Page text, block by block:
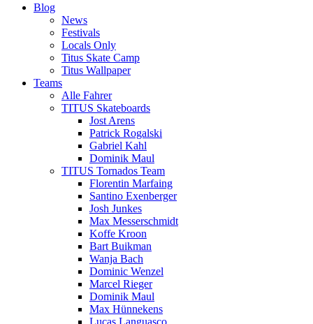
Blog
News
Festivals
Locals Only
Titus Skate Camp
Titus Wallpaper
Teams
Alle Fahrer
TITUS Skateboards
Jost Arens
Patrick Rogalski
Gabriel Kahl
Dominik Maul
TITUS Tornados Team
Florentin Marfaing
Santino Exenberger
Josh Junkes
Max Messerschmidt
Koffe Kroon
Bart Buikman
Wanja Bach
Dominic Wenzel
Marcel Rieger
Dominik Maul
Max Hünnekens
Lucas Languasco